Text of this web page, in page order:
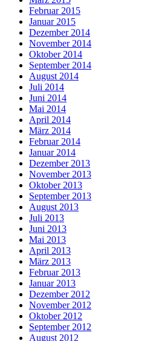
Februar 2015
Januar 2015
Dezember 2014
November 2014
Oktober 2014
September 2014
August 2014
Juli 2014
Juni 2014
Mai 2014
April 2014
März 2014
Februar 2014
Januar 2014
Dezember 2013
November 2013
Oktober 2013
September 2013
August 2013
Juli 2013
Juni 2013
Mai 2013
April 2013
März 2013
Februar 2013
Januar 2013
Dezember 2012
November 2012
Oktober 2012
September 2012
August 2012